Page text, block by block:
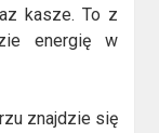
kasze. To z
energię w
znajdzie się